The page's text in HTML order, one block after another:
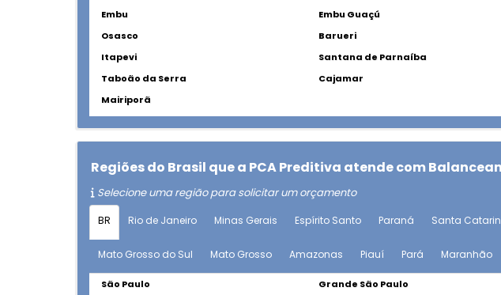
Embu
Embu Guaçú
Osasco
Barueri
Itapevi
Santana de Parnaíba
Taboão da Serra
Cajamar
Mairiporã
Regiões do Brasil que a PCA Preditiva atende com
Selecione uma região para solicitar um orçamento
BR Rio de Janeiro Minas Gerais Espírito Santo Paraná Santa
Mato Grosso do Sul Mato Grosso Amazonas Piauí Pará Maranhão
São Paulo Grande São Paulo